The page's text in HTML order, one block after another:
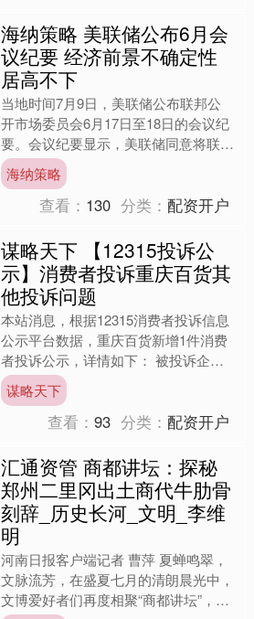
海纳策略 美联储公布6月会
议纪要 经济前景不确定性
居高不下
当地时间7月9日，美联储公布联邦公
开市场委员会6月17日至18日的会议纪
要。会议纪要显示，美联储同意将联邦
基金利率目标区间维持在4.25%至4.5%
之间。与会者....
海纳策略
查看： 130 分类：配资开户
谋略天下 【12315投诉公
示】消费者投诉重庆百货其
他投诉问题
本站消息，根据12315消费者投诉信息
公示平台数据，重庆百货新增1件消费
者投诉公示，详情如下： 被投诉企
业：重庆百货大楼股份有限公司秀山商
场投诉基本信息：202....
谋略天下
查看：93 分类：配资开户
汇通资管 商都讲坛：探秘
郑州二里冈出土商代牛肋骨
刻辞_历史长河_文明_李维
明
河南日报客户端记者 曹萍 夏蝉鸣翠，
文脉流芳，在盛夏七月的清朗晨光中，
文博爱好者们再度相聚“商都讲坛”，共